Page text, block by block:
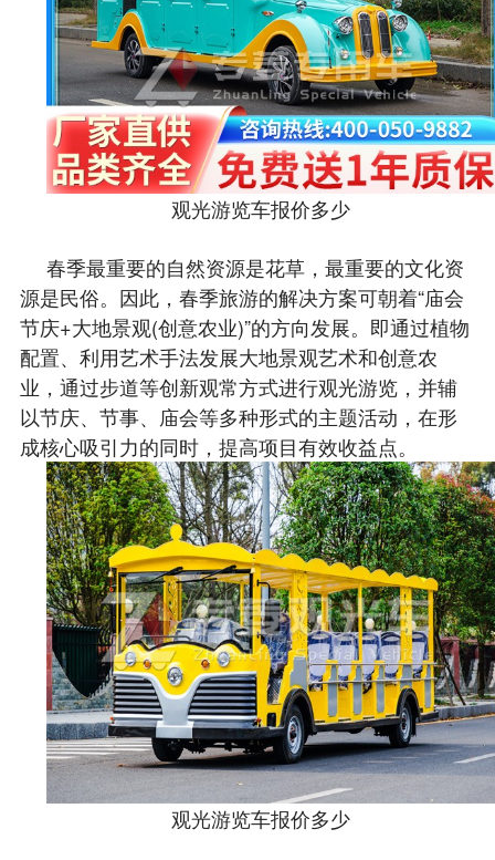
观光游览车报价多少
春季最重要的自然资源是花草，最重要的文化资
源是民俗。因此，春季旅游的解决方案可朝着“庙会
节庆+大地景观(创意农业)”的方向发展。即通过植物
配置、利用艺术手法发展大地景观艺术和创意农
业，通过步道等创新观常方式进行观光游览，并辅
以节庆、节事、庙会等多种形式的主题活动，在形
成核心吸引力的同时，提高项目有效收益点。
观光游览车报价多少